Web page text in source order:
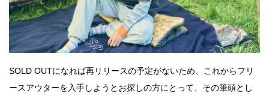
SOLD OUTになれば再リリースの予定がないため、これからフリ
ースアウターを入手しようとお探しの方にとって、その筆頭とし